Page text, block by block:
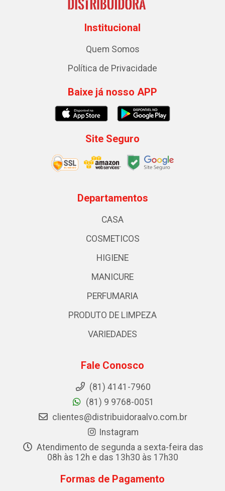
Institucional
Quem Somos
Política de Privacidade
Baixe já nosso APP
Site Seguro
Departamentos
CASA
COSMETICOS
HIGIENE
MANICURE
PERFUMARIA
PRODUTO DE LIMPEZA
VARIEDADES
Fale Conosco
(81) 4141-7960
(81) 9 9768-0051
clientes@distribuidoraalvo.com.br
Instagram
Atendimento de segunda a sexta-feira das
08h às 12h e das 13h30 às 17h30
Formas de Pagamento